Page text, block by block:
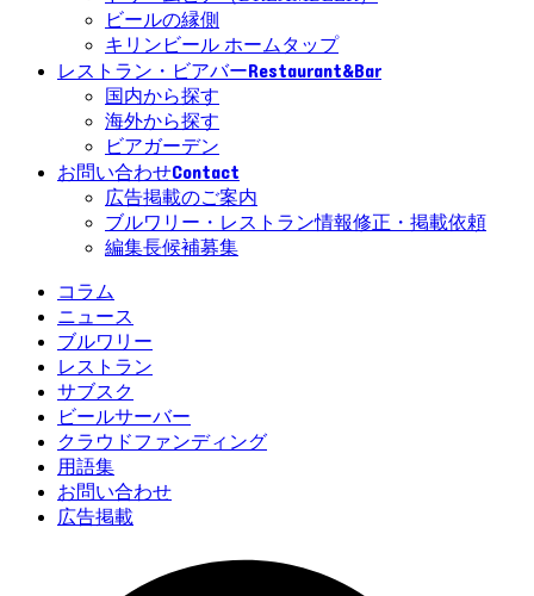
ビールの縁側
キリンビール ホームタップ
レストラン・ビアバーRestaurant&Bar
国内から探す
海外から探す
ビアガーデン
お問い合わせContact
広告掲載のご案内
ブルワリー・レストラン情報修正・掲載依頼
編集長候補募集
コラム
ニュース
ブルワリー
レストラン
サブスク
ビールサーバー
クラウドファンディング
用語集
お問い合わせ
広告掲載